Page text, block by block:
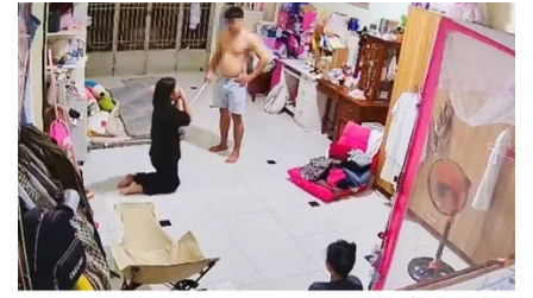
Pháp luật
Vụ án
Tin nóng
Tư vấn luật
Quân sự - Quốc phòng
Vũ khí
Việt Nam
Phân tích